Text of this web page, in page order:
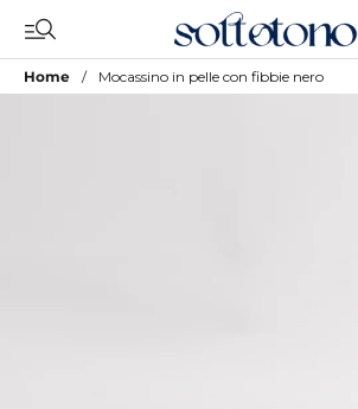
contenuto
Home Mocassino in pelle con fibbie nero